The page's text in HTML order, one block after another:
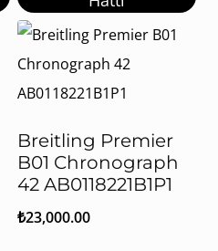
Breitling Premier
B01 Chronograph
42 AB0118221B1P1
₺23,000.00